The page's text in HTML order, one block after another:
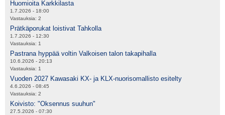
Huomioita Karkkilasta
1.7.2026 - 18:00
Vastauksia: 2
Prätkäporukat loistivat Tahkolla
1.7.2026 - 12:30
Vastauksia: 1
Pastrana hyppää voltin Valkoisen talon takapihalla
10.6.2026 - 20:13
Vastauksia: 1
Vuoden 2027 Kawasaki KX- ja KLX-nuorisomallisto esitelty
4.6.2026 - 08:45
Vastauksia: 2
Koivisto: "Oksennus suuhun"
27.5.2026 - 07:30